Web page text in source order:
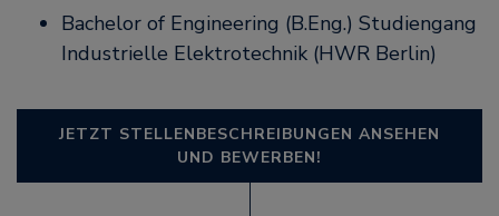
Bachelor of Engineering (B.Eng.) Studiengang
Industrielle Elektrotechnik (HWR Berlin)
JETZT STELLENBESCHREIBUNGEN ANSEHEN
UND BEWERBEN!